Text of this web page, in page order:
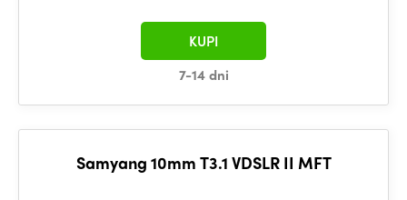
7-14 dni
KUPI
Samyang 10mm T3.1 VDSLR II MFT